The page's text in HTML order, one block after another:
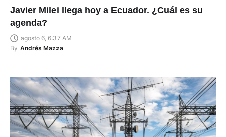
Javier Milei llega hoy a Ecuador. ¿Cuál es su
agenda?
agosto 6, 6:37 AM
By Andrés Mazza